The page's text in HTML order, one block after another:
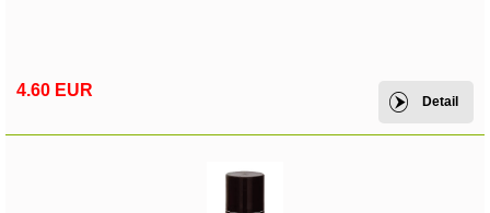
4.60 EUR
Detail